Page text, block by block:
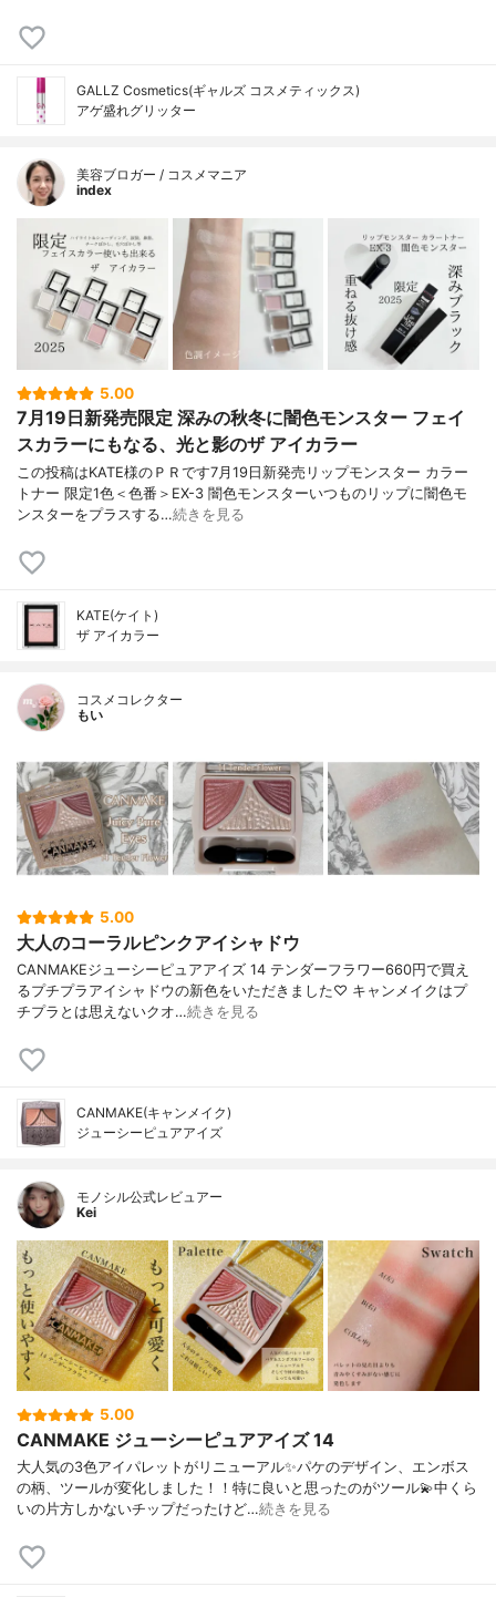
GALLZ Cosmetics(ギャルズ コスメティックス)
アゲ盛れグリッター
美容ブロガー / コスメマニア
index
5.00
7月19日新発売限定 深みの秋冬に闇色モンスター フェイ
スカラーにもなる、光と影のザ アイカラー
この投稿はKATE様のＰＲです7月19日新発売リップモンスター カラー
トナー 限定1色＜色番＞EX-3 闇色モンスターいつものリップに闇色モ
ンスターをプラスする…続きを見る
KATE(ケイト)
ザ アイカラー
コスメコレクター
もい
5.00
大人のコーラルピンクアイシャドウ
CANMAKEジューシーピュアアイズ 14 テンダーフラワー660円で買え
るプチプラアイシャドウの新色をいただきました♡ キャンメイクはプ
チプラとは思えないクオ…続きを見る
CANMAKE(キャンメイク)
ジューシーピュアアイズ
モノシル公式レビュアー
Kei
5.00
CANMAKE ジューシーピュアアイズ 14
大人気の3色アイパレットがリニューアル✨パケのデザイン、エンボス
の柄、ツールが変化しました！！特に良いと思ったのがツール💫中くら
いの片方しかないチップだったけど…続きを見る